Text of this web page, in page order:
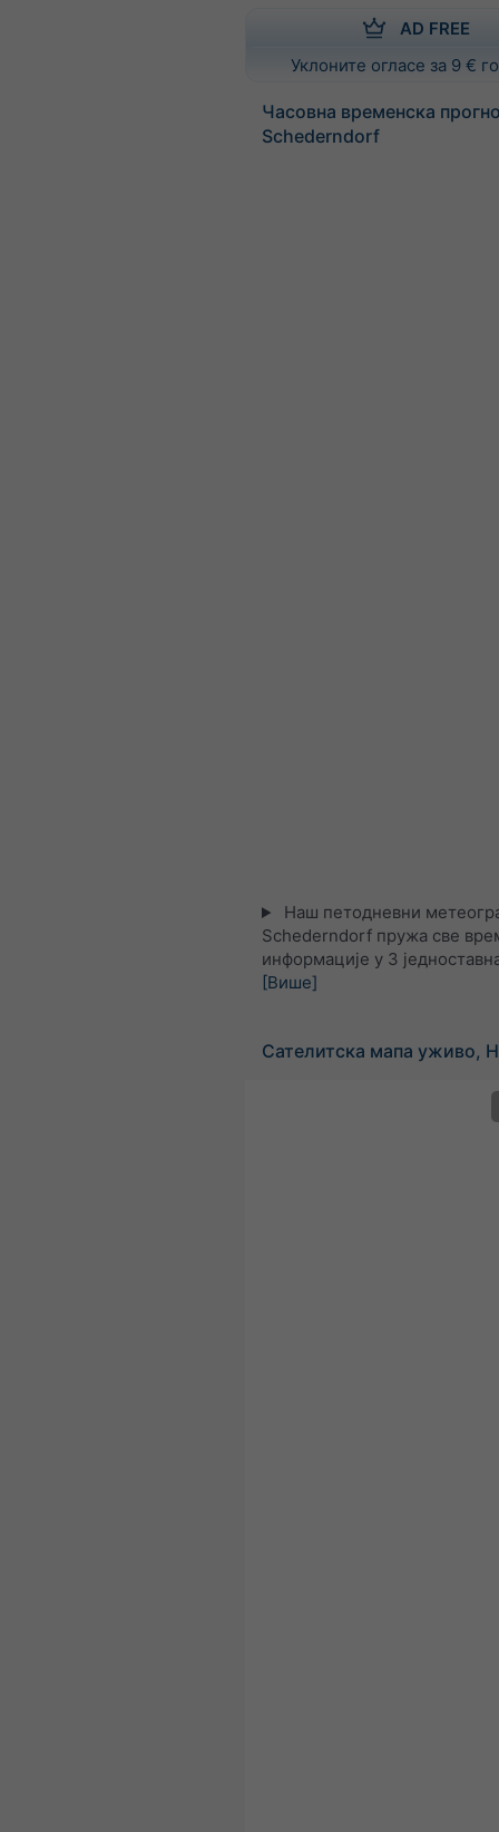
AD FREE
Уклоните огласе за 9 €
Часовна временска
Schederndorf
Наш петодневни
Schederndorf пружа све
информације у 3
[Више]
Сателитска мапа уживо,